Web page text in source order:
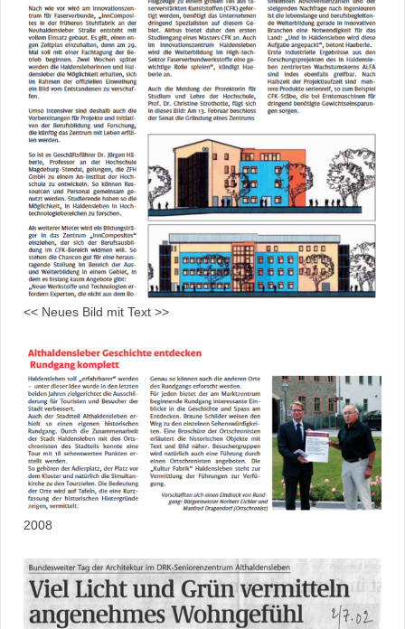
<< Neues Bild mit Text >>
2008